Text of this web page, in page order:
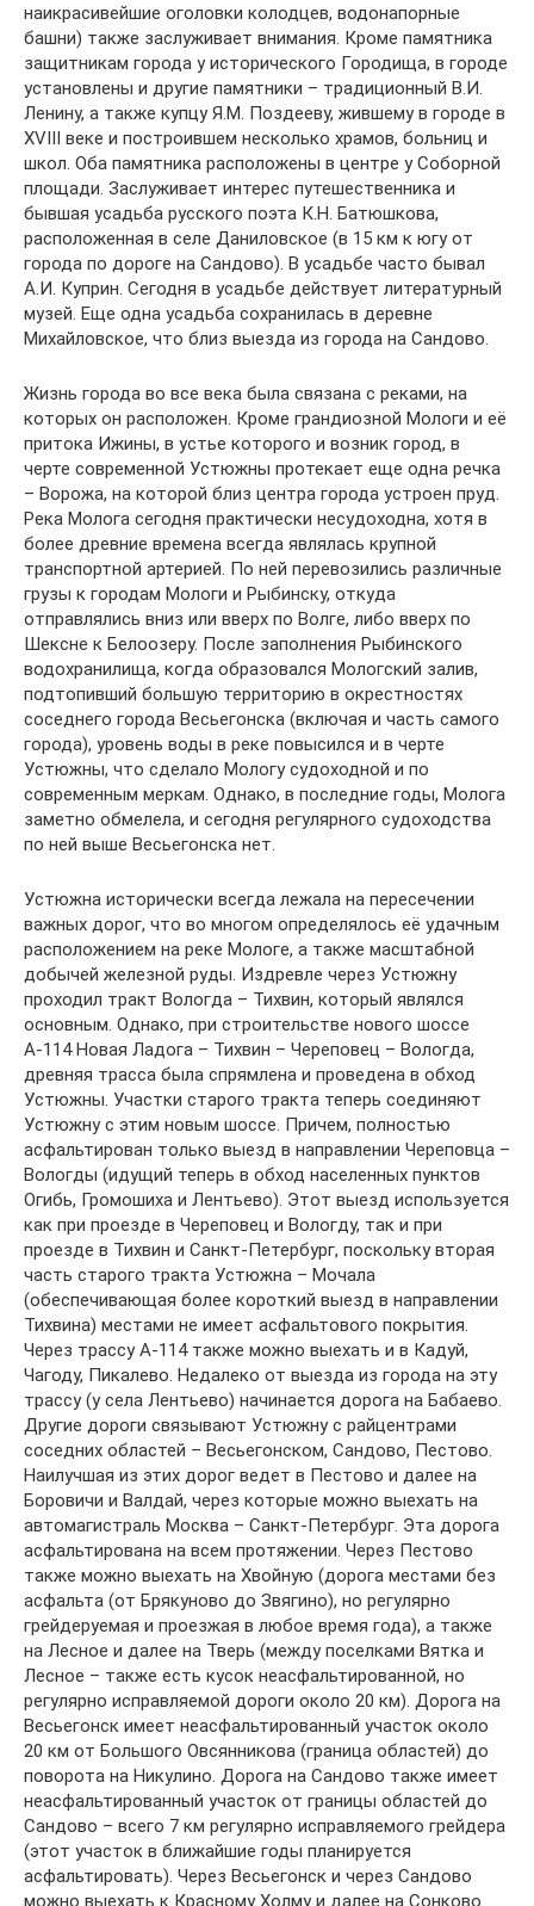
наикрасивейшие оголовки колодцев, водонапорные
башни) также заслуживает внимания. Кроме памятника
защитникам города у исторического Городища, в городе
установлены и другие памятники – традиционный В.И.
Ленину, а также купцу Я.М. Поздееву, жившему в городе в
XVIII веке и построившем несколько храмов, больниц и
школ. Оба памятника расположены в центре у Соборной
площади. Заслуживает интерес путешественника и
бывшая усадьба русского поэта К.Н. Батюшкова,
расположенная в селе Даниловское (в 15 км к югу от
города по дороге на Сандово). В усадьбе часто бывал
А.И. Куприн. Сегодня в усадьбе действует литературный
музей. Еще одна усадьба сохранилась в деревне
Михайловское, что близ выезда из города на Сандово.
Жизнь города во все века была связана с реками, на
которых он расположен. Кроме грандиозной Мологи и её
притока Ижины, в устье которого и возник город, в
черте современной Устюжны протекает еще одна речка
– Ворожа, на которой близ центра города устроен пруд.
Река Молога сегодня практически несудоходна, хотя в
более древние времена всегда являлась крупной
транспортной артерией. По ней перевозились различные
грузы к городам Мологи и Рыбинску, откуда
отправлялись вниз или вверх по Волге, либо вверх по
Шексне к Белоозеру. После заполнения Рыбинского
водохранилища, когда образовался Мологский залив,
подтопивший большую территорию в окрестностях
соседнего города Весьегонска (включая и часть самого
города), уровень воды в реке повысился и в черте
Устюжны, что сделало Мологу судоходной и по
современным меркам. Однако, в последние годы, Молога
заметно обмелела, и сегодня регулярного судоходства
по ней выше Весьегонска нет.
Устюжна исторически всегда лежала на пересечении
важных дорог, что во многом определялось её удачным
расположением на реке Мологе, а также масштабной
добычей железной руды. Издревле через Устюжну
проходил тракт Вологда – Тихвин, который являлся
основным. Однако, при строительстве нового шоссе
А-114 Новая Ладога – Тихвин – Череповец – Вологда,
древняя трасса была спрямлена и проведена в обход
Устюжны. Участки старого тракта теперь соединяют
Устюжну с этим новым шоссе. Причем, полностью
асфальтирован только выезд в направлении Череповца –
Вологды (идущий теперь в обход населенных пунктов
Огибь, Громошиха и Лентьево). Этот выезд используется
как при проезде в Череповец и Вологду, так и при
проезде в Тихвин и Санкт-Петербург, поскольку вторая
часть старого тракта Устюжна – Мочала
(обеспечивающая более короткий выезд в направлении
Тихвина) местами не имеет асфальтового покрытия.
Через трассу А-114 также можно выехать и в Кадуй,
Чагоду, Пикалево. Недалеко от выезда из города на эту
трассу (у села Лентьево) начинается дорога на Бабаево.
Другие дороги связывают Устюжну с райцентрами
соседних областей – Весьегонском, Сандово, Пестово.
Наилучшая из этих дорог ведет в Пестово и далее на
Боровичи и Валдай, через которые можно выехать на
автомагистраль Москва – Санкт-Петербург. Эта дорога
асфальтирована на всем протяжении. Через Пестово
также можно выехать на Хвойную (дорога местами без
асфальта (от Брякуново до Звягино), но регулярно
грейдеруемая и проезжая в любое время года), а также
на Лесное и далее на Тверь (между поселками Вятка и
Лесное – также есть кусок неасфальтированной, но
регулярно исправляемой дороги около 20 км). Дорога на
Весьегонск имеет неасфальтированный участок около
20 км от Большого Овсянникова (граница областей) до
поворота на Никулино. Дорога на Сандово также имеет
неасфальтированный участок от границы областей до
Сандово – всего 7 км регулярно исправляемого грейдера
(этот участок в ближайшие годы планируется
асфальтировать). Через Весьегонск и через Сандово
можно выехать к Красному Холму и далее на Сонково